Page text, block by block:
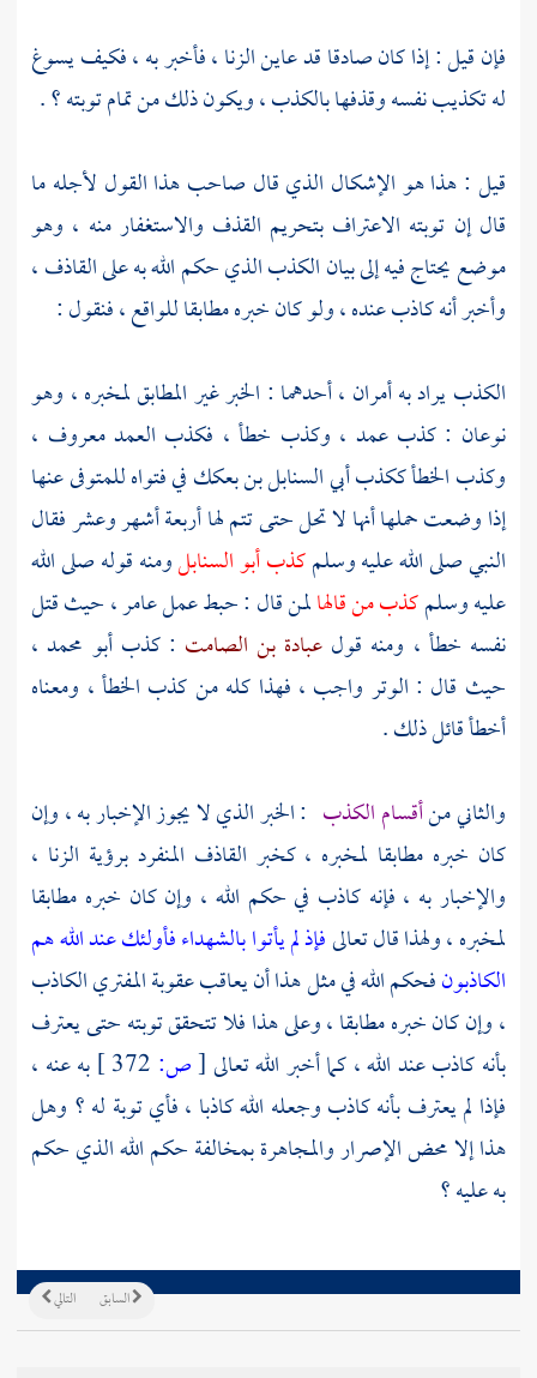
فإن قيل : إذا كان صادقا قد عاين الزنا ، فأخبر به ، فكيف يسوغ
له تكذيب نفسه وقذفها بالكذب ، ويكون ذلك من تمام توبته ؟ .
قيل : هذا هو الإشكال الذي قال صاحب هذا القول لأجله ما
قال إن توبته الاعتراف بتحريم القذف والاستغفار منه ، وهو
موضع يحتاج فيه إلى بيان الكذب الذي حكم الله به على القاذف ،
وأخبر أنه كاذب عنده ، ولو كان خبره مطابقا للواقع ، فنقول :
الكذب يراد به أمران ، أحدهما : الخبر غير المطابق لمخبره ، وهو
نوعان : كذب عمد ، وكذب خطأ ، فكذب العمد معروف ،
وكذب الخطأ ككذبأبي السنابل بن بعككفي فتواه للمتوفى عنها
إذا وضعت حملها أنها لا تحل حتى تتم لها أربعة أشهر وعشر فقال
النبي صلى الله عليه وسلمكذبأبو السنابلومنه قوله صلى الله
عليه وسلمكذب من قالهالمن قال : حبط عمل عامر ، حيث قتل
نفسه خطأ ، ومنه قول عبادة بن الصامت : كذبأبو محمد ،
حيث قال : الوتر واجب ، فهذا كله من كذب الخطأ ، ومعناه
أخطأ قائل ذلك .
والثاني منأقسام الكذب : الخبر الذي لا يجوز الإخبار به ، وإن
كان خبره مطابقا لمخبره ، كخبر القاذف المنفرد برؤية الزنا ،
والإخبار به ، فإنه كاذب في حكم الله ، وإن كان خبره مطابقا
لمخبره ، ولهذا قال تعالىفإذ لم يأتوا بالشهداء فأولئك عند الله هم
الكاذبونفحكم الله في مثل هذا أن يعاقب عقوبة المفتري الكاذب
، وإن كان خبره مطابقا ، وعلى هذا فلا تتحقق توبته حتى يعترف
بأنه كاذب عند الله ، كما أخبر الله تعالى[ص:
به عنه ،
فإذا لم يعترف بأنه كاذب وجعله الله كاذبا ، فأي توبة له ؟ وهل
هذا إلا محض الإصرار والمجاهرة بمخالفة حكم الله الذي حكم
به عليه ؟
التالي السابق